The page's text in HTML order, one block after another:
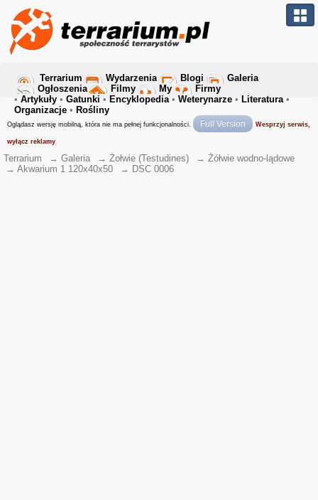
Terrarium Wydarzenia Blogi
Galeria
Ogłoszenia
Filmy My
Firmy
• Artykuły • Gatunki • Encyklopedia• Weterynarze • Literatura•
Organizacje • Rośliny
Oglądasz wersję mobilną, która nie ma pełnej funkcjonalności. Full Version Wesprzyj serwis,
wyłącz reklamy
Terrarium → Galeria → Żołwie (Testudines) → Żółwie wodno-lądowe
→ Akwarium 1 120x40x50 → DSC 0006